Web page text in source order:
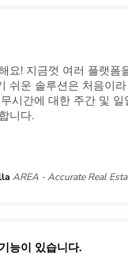
요! 지금껏 여러 플랫폼
쉬운 솔루션은 처음이
시간에 대한 주간 및
니다.
AREA - Accurate Real
능이 있습니다.